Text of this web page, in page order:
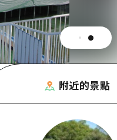
附近的景點